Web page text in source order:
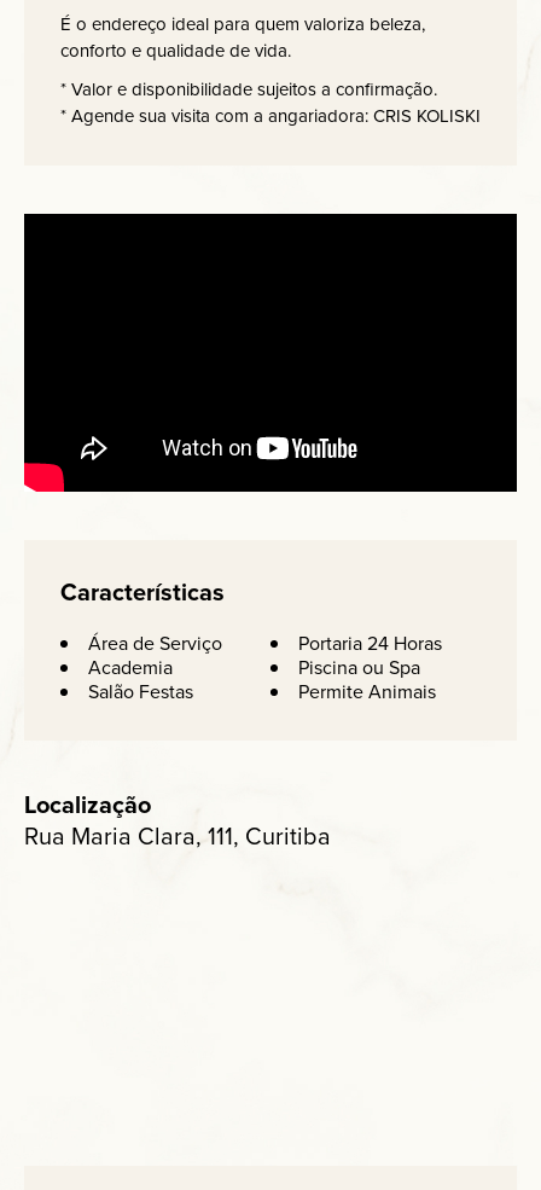
É o endereço ideal para quem valoriza beleza,
conforto e qualidade de vida.
* Valor e disponibilidade sujeitos a confirmação.
* Agende sua visita com a angariadora: CRIS KOLISKI
Características
Área de Serviço
Portaria 24 Horas
Academia
Piscina ou Spa
Salão Festas
Permite Animais
Localização
Rua Maria Clara, 111, Curitiba